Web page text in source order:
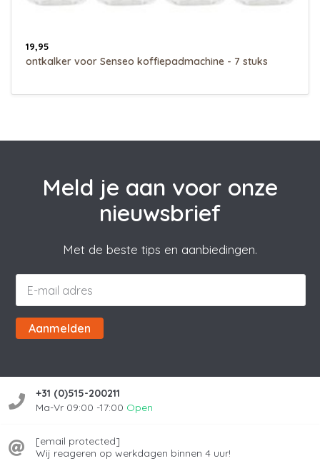
19,95
ontkalker voor Senseo koffiepadmachine - 7 stuks
Meld je aan voor onze
nieuwsbrief
Met de beste tips en aanbiedingen.
Aanmelden
+31 (0)515-200211
Ma-Vr 09:00 -17:00 Open
[email protected]
Wij reageren op werkdagen binnen 4 uur!